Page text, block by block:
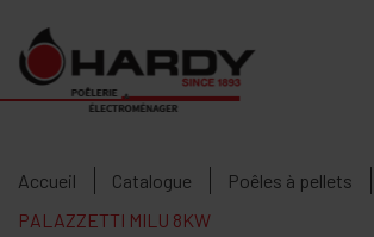
Accueil Catalogue
Poêles à pellets
PALAZZETTI MILU 8KW